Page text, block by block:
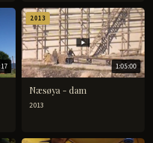
2013
1:05:00
Næsøya - dam
2013